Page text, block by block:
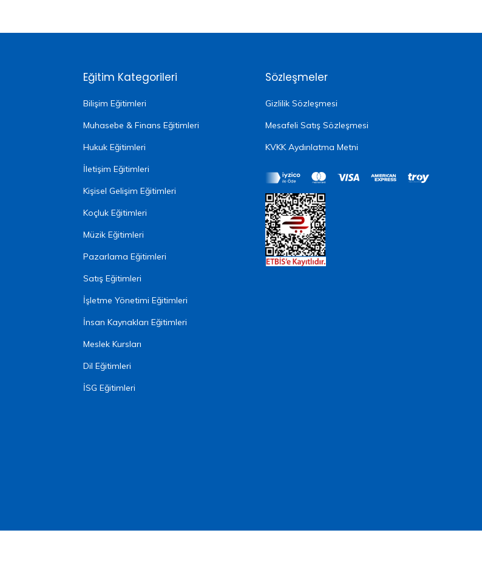
Eğitim Kategorileri
Bilişim Eğitimleri
Muhasebe & Finans Eğitimleri
Hukuk Eğitimleri
İletişim Eğitimleri
Kişisel Gelişim Eğitimleri
Koçluk Eğitimleri
Müzik Eğitimleri
Pazarlama Eğitimleri
Satış Eğitimleri
İşletme Yönetimi Eğitimleri
İnsan Kaynakları Eğitimleri
Meslek Kursları
Dil Eğitimleri
İSG Eğitimleri
Sözleşmeler
Gizlilik Sözleşmesi
Mesafeli Satış Sözleşmesi
KVKK Aydınlatma Metni